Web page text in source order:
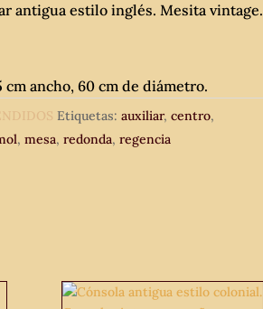
antigua estilo inglés. Mesita vintage.
cm ancho, 60 cm de diámetro.
Etiquetas:auxiliar,centro,
,mesa,redonda,regencia